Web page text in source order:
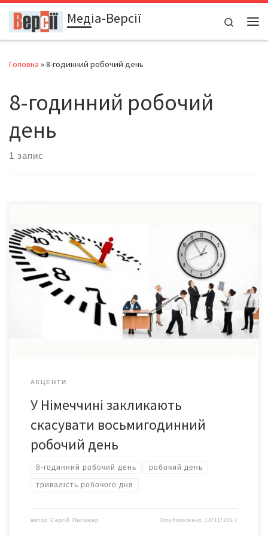
Перейти до вмістуМедіа-Версії
Search
Головна »8-годинний робочий день
8-годинний робочий
день
1 запис
У Німеччині слід запровадити гнучкіший графік роботи для
підтримки конкурентоспроможності німецьких компаній. Про
це заявив глава Ради економічних експертів при уряді ФРН
Крістоф Шмідт в інтерв’ю газеті Welt am Sonntag,
інформує Deutsche Welle. “Фірми, які хочуть вижити в новому,
просякнутому цифровими технологіями, світі, повинні бути
маневреними та вміти швидко скликати свої […]
АКЦЕНТИ
У Німеччині закликають
скасувати восьмигодинний
робочий день
8-годинний робочий день робочий день
тривалість робочого дня
автор Сергій Паламар Опубліковано 14/11/2017